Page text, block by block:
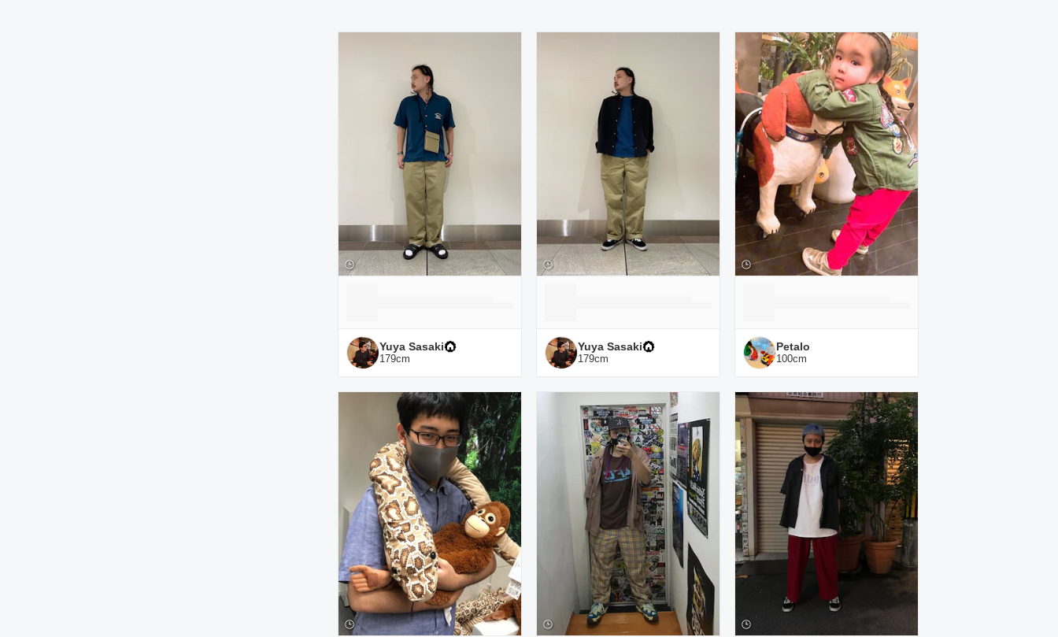
Yuya Sasaki
179cm
Yuya Sasaki
179cm
Petalo
100cm